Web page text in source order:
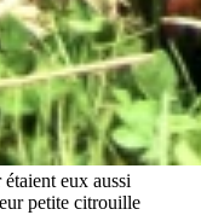
eux aussi
petite citrouille